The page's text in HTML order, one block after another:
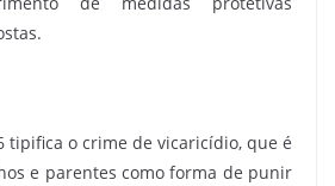
tipifica o crime de vicaricídio, que é
e parentes como forma de punir